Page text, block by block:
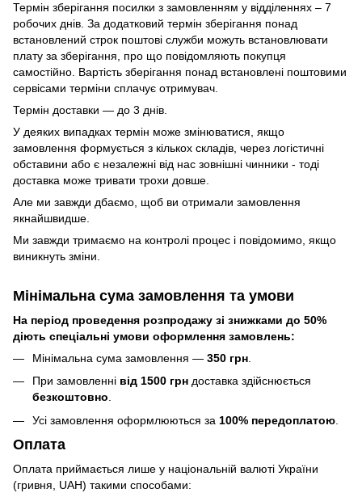
Термін зберігання посилки з замовленням у відділеннях – 7
робочих днів. За додатковий термін зберігання понад
встановлений строк поштові служби можуть встановлювати
плату за зберігання, про що повідомляють покупця
самостійно. Вартість зберігання понад вcтановлені поштовими
сервісами терміни сплачує отримувач.
Термін доставки — до 3 днів.
У деяких випадках термін може змінюватися, якщо
замовлення формується з кількох складів, через логістичні
обставини або є незалежні від нас зовнішні чинники - тоді
доставка може тривати трохи довше.
Але ми завжди дбаємо, щоб ви отримали замовлення
якнайшвидше.
Ми завжди тримаємо на контролі процес і повідомимо, якщо
виникнуть зміни.
Мінімальна сума замовлення та умови
На період проведення розпродажу зі знижками до 50%
діють спеціальні умови оформлення замовлень:
Мінімальна сума замовлення — 350 грн
При замовленні від 1500 грн доставка здійснюється
безкоштовно.
Усі замовлення оформлюються за 100% передоплатою
Оплата
Оплата приймається лише у національній валюті України
(гривня, UAH) такими способами: